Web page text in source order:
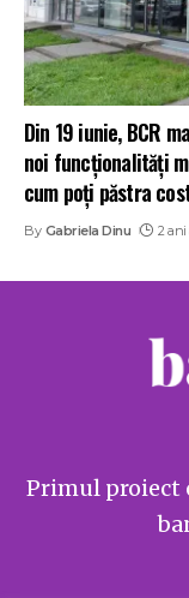
Din 19 iunie, BCR
noi funcționalități
cum poți păstra
By Gabriela Dinu 2 ani
Primul proiect